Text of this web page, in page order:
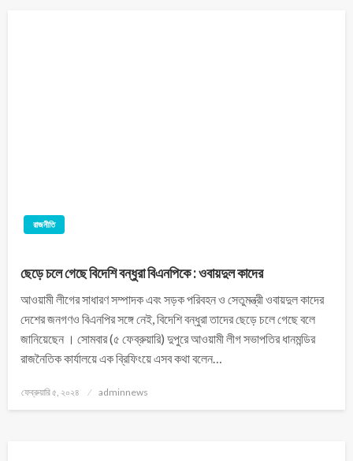
রাজনীতি
ছেড়ে চলে গেছে বিদেশি বন্ধুরা বিএনপিকে : ওবায়দুল কাদের
আওয়ামী লীগের সাধারণ সম্পাদক এবং সড়ক পরিবহন ও সেতুমন্ত্রী ওবায়দুল কাদের
দেশের জনগণও বিএনপির সঙ্গে নেই, বিদেশি বন্ধুরা তাদের ছেড়ে চলে গেছে বলে
জানিয়েছেন । সোমবার (৫ ফেব্রুয়ারি) দুপুরে আওয়ামী লীগ সভাপতির ধানমন্ডির
রাজনৈতিক কার্যালয়ে এক ব্রিফিংয়ে এসব কথা বলেন…
ফেব্রুয়ারি ৫, ২০২৪ adminnews